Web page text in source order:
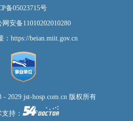
备05023715号
网安备11010202010280
： https://beian.miit.gov.cn
2029 jst-hosp.com.cn 版权所有
持：